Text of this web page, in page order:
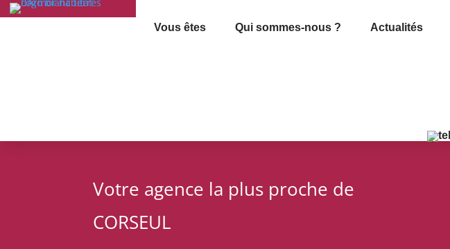
Vous êtes Qui sommes-nous ? Actualités
Votre agence la plus proche de
CORSEUL